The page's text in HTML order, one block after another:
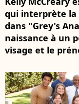
qui interprète la
dans "Grey's
naissance à un
visage et le